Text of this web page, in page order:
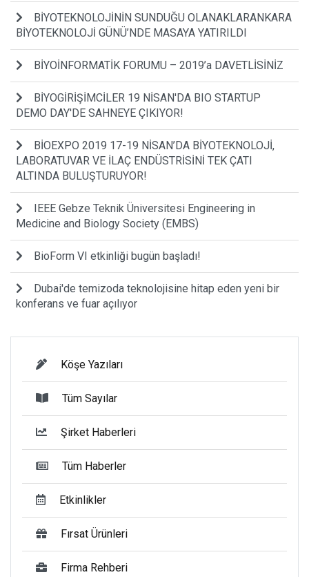
BİYOTEKNOLOJİNİN SUNDUĞU OLANAKLARANKARA
BİYOTEKNOLOJİ GÜNÜ’NDE MASAYA YATIRILDI
BİYOİNFORMATİK FORUMU – 2019’a DAVETLİSİNİZ
BİYOGİRİŞİMCİLER 19 NİSAN'DA BIO STARTUP
DEMO DAY'DE SAHNEYE ÇIKIYOR!
BİOEXPO 2019 17-19 NİSAN’DA BİYOTEKNOLOJİ,
LABORATUVAR VE İLAÇ ENDÜSTRİSİNİ TEK ÇATI
ALTINDA BULUŞTURUYOR!
IEEE Gebze Teknik Üniversitesi Engineering in
Medicine and Biology Society (EMBS)
BioForm VI etkinliği bugün başladı!
Dubai'de temizoda teknolojisine hitap eden yeni bir
konferans ve fuar açılıyor
Köşe Yazıları
Tüm Sayılar
Şirket Haberleri
Tüm Haberler
Etkinlikler
Fırsat Ürünleri
Firma Rehberi